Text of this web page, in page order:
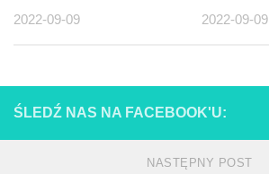
2022-09-09 2022-09-09
ŚLEDŹ NAS NA FACEBOOK'U:
NASTĘPNY POST